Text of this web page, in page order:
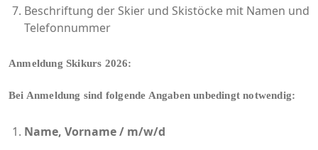
Beschriftung der Skier und Skistöcke mit Namen und
Telefonnummer
Anmeldung Skikurs 2026:
Bei Anmeldung sind folgende Angaben unbedingt notwendig:
Name, Vorname / m/w/d